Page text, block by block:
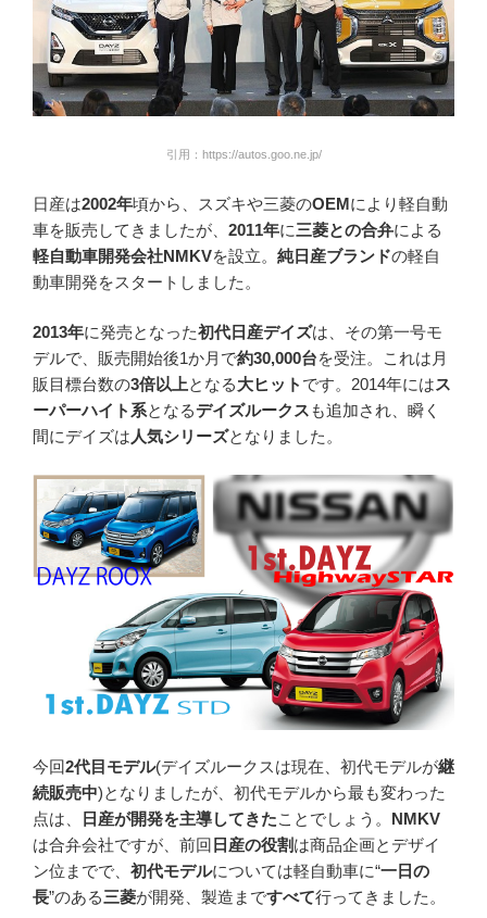
引用：https://autos.goo.ne.jp/
日産は2002年頃から、スズキや三菱のOEMにより軽自動
車を販売してきましたが、 2011年に三菱との合弁による
軽自動車開発会社NMKVを設立。 純日産ブランドの軽自
動車開発をスタートしました。
2013年に発売となった初代日産デイズは、その第一号モ
デルで、販売開始後1か月で約30,000台を受注。これは月
販目標台数の3倍以上となる大ヒット です。2014年にはス
ーパーハイト系となるデイズルークス も追加され、瞬く
間にデイズは 人気シリーズとなりました。
今回2代目モデル(デイズルークスは現在、初代モデルが継
続販売中)となりましたが、初代モデルから最も変わった
点は、
日産が開発を主導してきたことでしょう。 NMKV
は合弁会社ですが、前回 日産の役割は商品企画とデザイ
ン位までで、 初代モデルについては軽自動車に“一日の
長”のある三菱が開発、製造まですべて行ってきました。